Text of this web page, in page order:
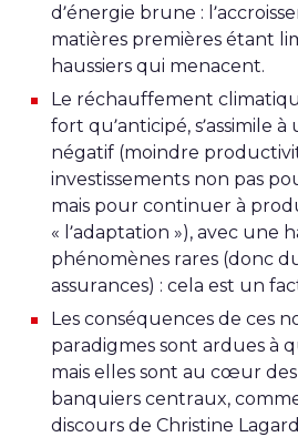
d’énergie brune :
matières premières étant
haussiers qui menacent.
Le réchauffement
fort qu’anticipé, s’assimile
négatif (moindre
investissements non pas
mais pour continuer à
« l’adaptation »), avec une
phénomènes rares (donc
assurances) : cela est un
Les conséquences de ces
paradigmes sont ardues à
mais elles sont au cœur
banquiers centraux,
discours de Christine